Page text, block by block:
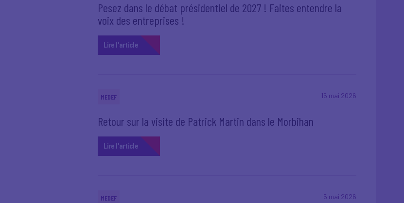
Pesez dans le débat présidentiel de 2027 ! Faites entendre la
voix des entreprises !
Lire l'article
16 mai 2026
MEDEF
Retour sur la visite de Patrick Martin dans le Morbihan
Lire l'article
5 mai 2026
MEDEF